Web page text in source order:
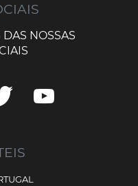
DAS NOSSAS